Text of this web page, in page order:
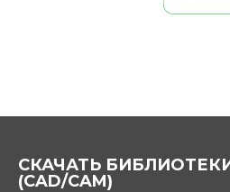
СКАЧАТЬ
(CAD/CAM)